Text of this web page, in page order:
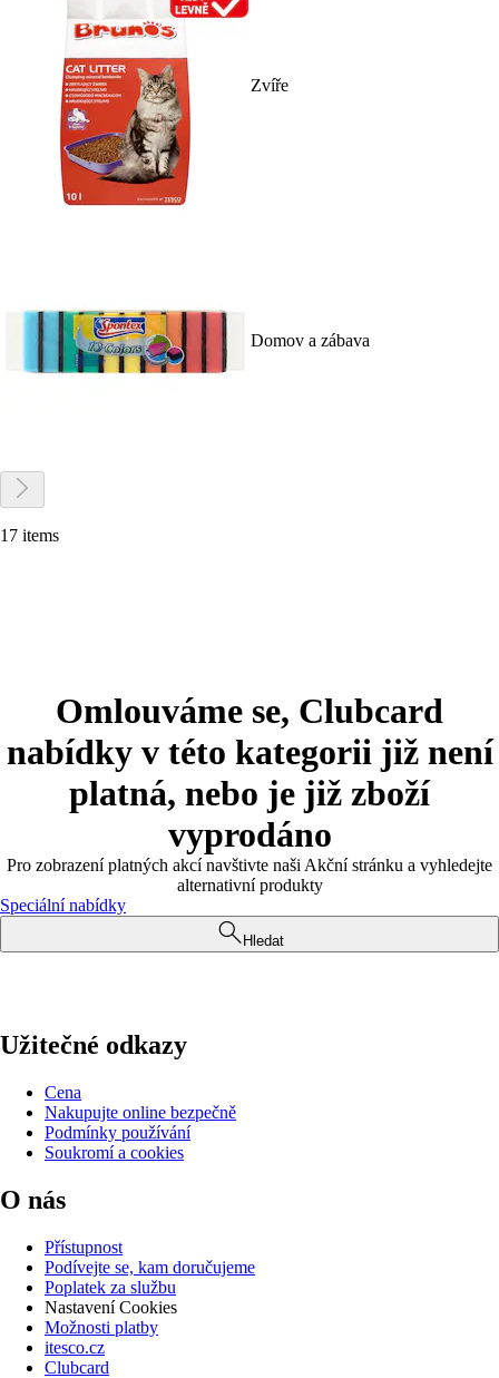
Zvíře
Domov a zábava
17 items
Omlouváme se, Clubcard
nabídky v této kategorii již není
platná, nebo je již zboží
vyprodáno
Pro zobrazení platných akcí navštivte naši Akční stránku a vyhledejte
alternativní produkty
Speciální nabídky
Hledat
Užitečné odkazy
Cena
Nakupujte online bezpečně
Podmínky používání
Soukromí a cookies
O nás
Přístupnost
Podívejte se, kam doručujeme
Poplatek za službu
Nastavení Cookies
Možnosti platby
itesco.cz
Clubcard